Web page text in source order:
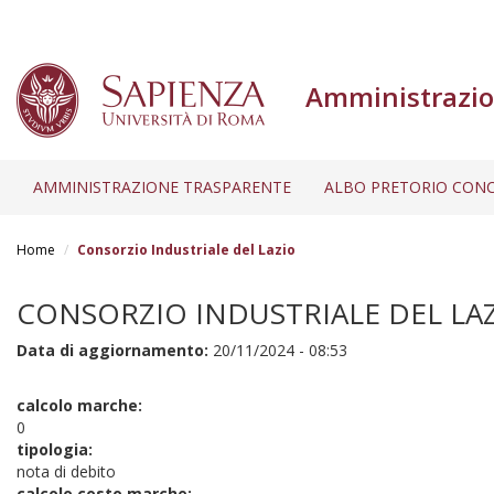
AMMINISTRAZIONE TRASPARENTE ALBO PRETORIO
Home Consorzio Industriale del Lazio
CONSORZIO INDUSTRIALE DEL
Data di aggiornamento: 20/11/2024 - 08:53
calcolo marche:
0
tipologia:
nota di debito